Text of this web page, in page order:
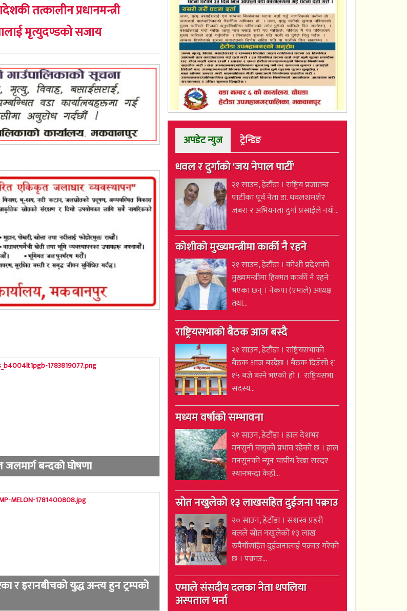
तत्कालीन प्रधानमन्त्री
मृत्युदण्डको सजाय
जलमार्ग बन्दको घोषणा
र इरानबीचको युद्ध अन्त्य हुन ट्रम्पको
अपडेट न्युज ट्रेन्डिङ
धवल र दुर्गाको 'जय नेपाल पार्टी'
२१ साउन, हेटौंडा । राष्ट्रिय प्रजातन्त्र
पार्टीका पूर्व नेता डा. धवलशमशेर
जबरा र अभियनता दुर्गा प्रसाईंले नयाँ...
कोशीको मुख्यमन्त्रीमा कार्की नै रहने
२१ साउन, हेटौंडा । कोशी प्रदेशको
मुख्यमन्त्रीमा हिक्मत कार्की नै रहने
भएका छन् । नेकपा (एमाले) अध्यक्ष
तथा...
राष्ट्रियसभाको बैठक आज बस्दै
२१ साउन, हेटौंडा । राष्ट्रियसभाको
बैठक आज बस्दैछ । बैठक दिउँसो १ः
१५ बजे बस्ने भएको हो । राष्ट्रियसभा
सदस्य...
मध्यम वर्षाको सम्भावना
२१ साउन, हेटौंडा । हाल देशभर
मनसुनी वायुको प्रभाव रहेको छ । हाल
मनसुनको न्यून चापीय रेखा सरदर
स्थानभन्दा केही...
स्रोत नखुलेको १३ लाखसहित दुईजना पक्राउ
२० साउन, हेटौंडा । सशस्त्र प्रहरी
बलले स्रोत नखुलेको १३ लाख
रुपैयाँसहित दुईजनालाई पक्राउ गरेको
छ । पक्राउ...
एमाले संसदीय दलका नेता थपलिया
अस्पताल भर्ना